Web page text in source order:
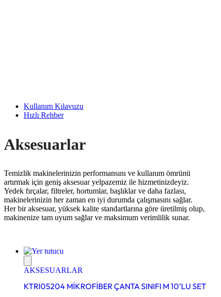
Kullanım Kılavuzu
Hızlı Rehber
Aksesuarlar
Temizlik makinelerinizin performansını ve kullanım ömrünü
artırmak için geniş aksesuar yelpazemiz ile hizmetinizdeyiz.
Yedek fırçalar, filtreler, hortumlar, başlıklar ve daha fazlası,
makinelerinizin her zaman en iyi durumda çalışmasını sağlar.
Her bir aksesuar, yüksek kalite standartlarına göre üretilmiş olup,
makinenize tam uyum sağlar ve maksimum verimlilik sunar.
AKSESUARLAR
KTRI05204 MİKROFİBER ÇANTA SINIFI M 10’LU SET